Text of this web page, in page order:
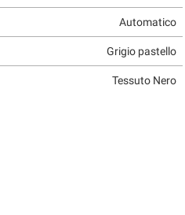
Automatico
Grigio pastello
Tessuto Nero